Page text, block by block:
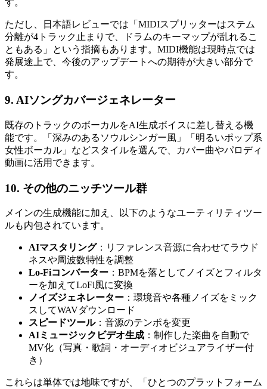
す。
ただし、日本語レビューでは「MIDIスプリッターはステム
分離が4トラック止まりで、ドラムのキーマップが乱れるこ
ともある」という指摘もあります。MIDI機能は現時点では
発展途上で、今後のアップデートへの期待が大きい部分で
す。
9. AIソングカバージェネレーター
既存のトラックのボーカルをAI生成ボイスに差し替える機
能です。「深みのあるソウルシンガー風」「明るいポップ系
女性ボーカル」などスタイルを選んで、カバー曲やパロディ
動画に活用できます。
10. その他のニッチツール群
メインの生成機能に加え、以下のようなユーティリティツー
ルも内包されています。
AIマスタリング：リファレンス音源に合わせてラウド
ネスや周波数特性を調整
Lo-Fiコンバーター ：BPMを落としてノイズとフィルタ
ーを加えてLoFi風に変換
ノイズジェネレーター ：環境音や各種ノイズをミック
スしてWAVダウンロード
スピードツール：音源のテンポを変更
AIミュージックビデオ生成 ：制作した楽曲を自動で
MV化（写真・歌詞・オーディオビジュアライザー付
き）
これらは単体では地味ですが、「ひとつのプラットフォーム